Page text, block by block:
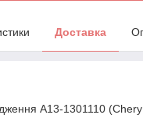
Доставка
A13-1301110